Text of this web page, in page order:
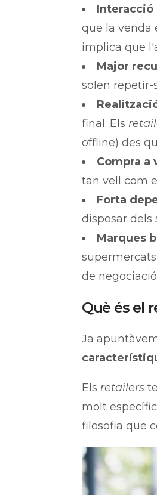
Interacció
que la venda
implica que
Major
solen repetir-
final. Els
offline) des
Compra a
tan vell com
Forta
disposar dels
Marques
de
Què és el
Ja
Els retailers
molt
filosofia que